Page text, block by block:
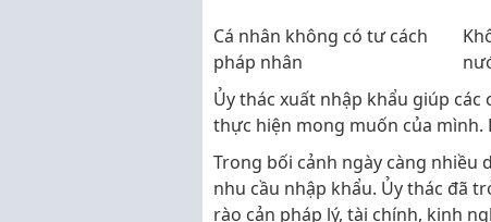
Cá nhân không có tư cách
pháp nhân
Ủy thác xuất nhập khẩu giúp
thực hiện mong muốn của mình.
Trong bối cảnh ngày càng nhiều
nhu cầu nhập khẩu. Ủy thác đã
rào cản pháp lý, tài chính, kinh